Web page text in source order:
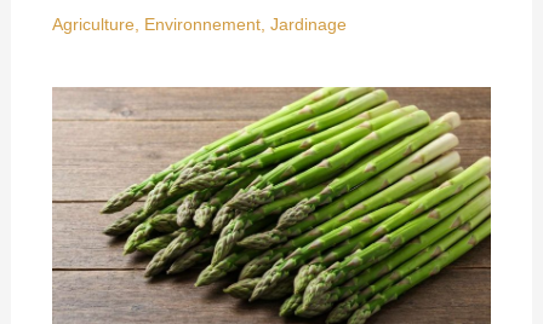
Agriculture Environnement, Jardinage